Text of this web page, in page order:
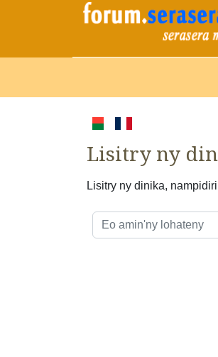
Lisitry ny
Lisitry ny dinika,